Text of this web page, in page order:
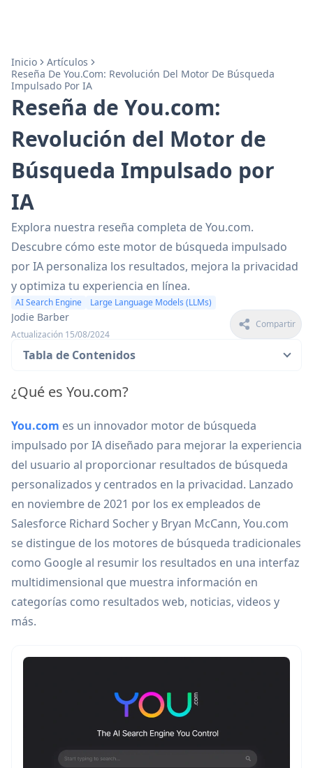
Inicio
Artículos
Reseña De You.com: Revolución Del Motor De Búsqueda
Impulsado Por IA
Reseña de You.com:
Revolución del Motor de
Búsqueda Impulsado por
IA
Explora nuestra reseña completa de You.com.
Descubre cómo este motor de búsqueda impulsado
por IA personaliza los resultados, mejora la privacidad
y optimiza tu experiencia en línea.
AI Search Engine Large Language Models (LLMs)
Jodie Barber
Actualización 15/08/2024
Compartir
Tabla de Contenidos
¿Qué es You.com?
You.com es un innovador motor de búsqueda
impulsado por IA diseñado para mejorar la experiencia
del usuario al proporcionar resultados de búsqueda
personalizados y centrados en la privacidad. Lanzado
en noviembre de 2021 por los ex empleados de
Salesforce Richard Socher y Bryan McCann, You.com
se distingue de los motores de búsqueda tradicionales
como Google al resumir los resultados en una interfaz
multidimensional que muestra información en
categorías como resultados web, noticias, videos y
más.